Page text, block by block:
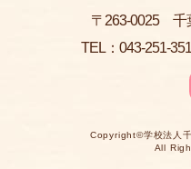
〒263-0025 千
TEL： 043-251-
Copyright©学校法人
All